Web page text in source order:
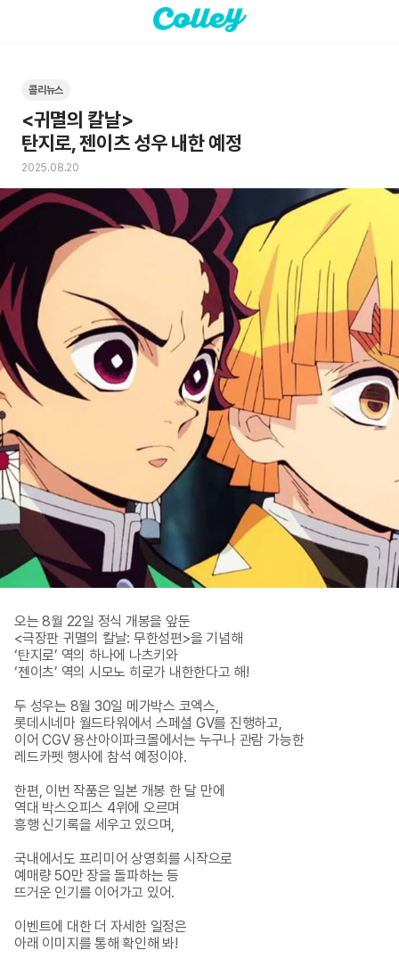
콜리뉴스
<귀멸의 칼날>
탄지로, 젠이츠 성우 내한 예정
2025.08.20
오는 8월 22일 정식 개봉을 앞둔
<극장판 귀멸의 칼날: 무한성편>을 기념해
‘탄지로’ 역의 하나에 나츠키와
‘젠이츠’ 역의 시모노 히로가 내한한다고 해!
두 성우는 8월 30일 메가박스 코엑스,
롯데시네마 월드타워에서 스페셜 GV를 진행하고,
이어 CGV 용산아이파크몰에서는 누구나 관람 가능한
레드카펫 행사에 참석 예정이야.
한편, 이번 작품은 일본 개봉 한 달 만에
역대 박스오피스 4위에 오르며
흥행 신기록을 세우고 있으며,
국내에서도 프리미어 상영회를 시작으로
예매량 50만 장을 돌파하는 등
뜨거운 인기를 이어가고 있어.
이벤트에 대한 더 자세한 일정은
아래 이미지를 통해 확인해 봐!